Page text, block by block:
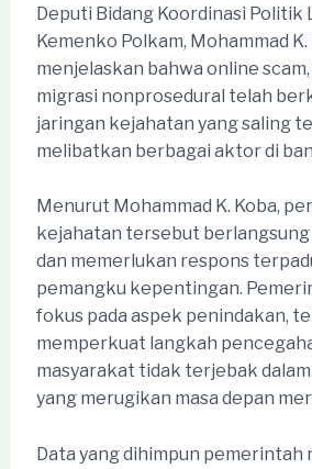
Deputi Bidang Koordinasi Politik
Kemenko Polkam, Mohammad K.
menjelaskan bahwa online scam,
migrasi nonprosedural telah
jaringan kejahatan yang saling
melibatkan berbagai aktor di
Menurut Mohammad K. Koba,
kejahatan tersebut
dan memerlukan respons
pemangku kepentingan.
fokus pada aspek penindakan,
memperkuat langkah
masyarakat tidak terjebak
yang merugikan masa depan
Data yang dihimpun pemerintah